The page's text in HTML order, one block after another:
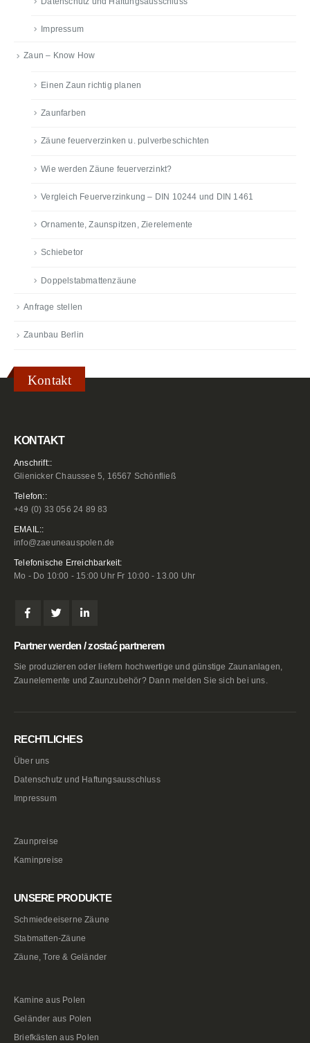
Impressum
Zaun – Know How
Einen Zaun richtig planen
Zaunfarben
Zäune feuerverzinken u. pulverbeschichten
Wie werden Zäune feuerverzinkt?
Vergleich Feuerverzinkung – DIN 10244 und DIN 1461
Ornamente, Zaunspitzen, Zierelemente
Schiebetor
Doppelstabmattenzäune
Anfrage stellen
Zaunbau Berlin
Kontakt
KONTAKT
Anschrift::
Glienicker Chaussee 5, 16567 Schönfließ
Telefon::
+49 (0) 33 056 24 89 83
EMAIL::
info@zaeuneauspolen.de
Telefonische Erreichbarkeit:
Mo - Do 10:00 - 15:00 Uhr Fr 10:00 - 13.00 Uhr
Partner werden / zostać partnerem
Sie produzieren oder liefern hochwertige und günstige Zaunanlagen,
Zaunelemente und Zaunzubehör? Dann melden Sie sich bei uns.
RECHTLICHES
Über uns
Datenschutz und Haftungsausschluss
Impressum
Zaunpreise
Kaminpreise
UNSERE PRODUKTE
Schmiedeeiserne Zäune
Stabmatten-Zäune
Zäune, Tore & Geländer
Kamine aus Polen
Geländer aus Polen
Briefkästen aus Polen